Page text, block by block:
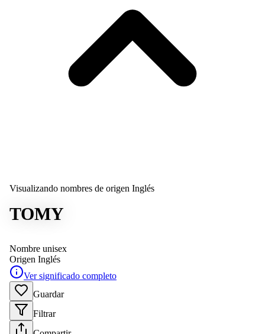
Visualizando nombres de origen Inglés
TOMY
Nombre unisex
Origen Inglés
Ver significado completo
Guardar
Filtrar